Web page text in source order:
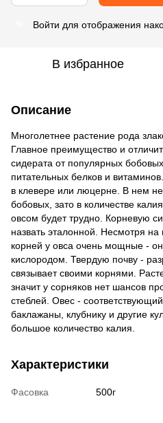
Войти для отображения
В избранное
Описание
Многолетнее растение рода
Главное преимущество и
сидерата от популярных
питательных белков и
в клевере или люцерне. В нем не
бобовых, зато в количестве
овсом будет трудно. Корневую
назвать эталонной. Несмотря
корней у овса очень мощные -
кислородом. Твердую почву -
связывает своими корнями.
значит у сорняков нет шансов
стеблей. Овес -
баклажаны, клубнику и другие
большое количество калия.
Характеристики
Фасовка 500г